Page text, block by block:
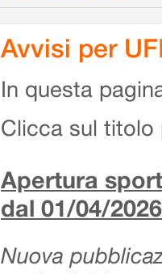
Avvisi per
In questa
Clicca sul titolo
Apertura
dal 01/04/2026
Nuova